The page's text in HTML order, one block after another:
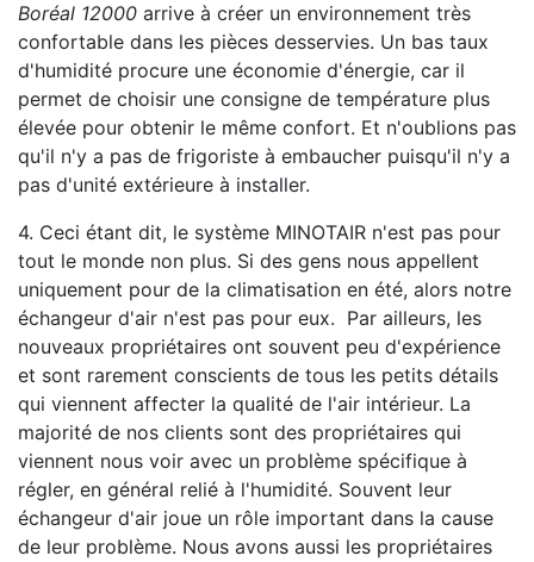
Boréal 12000 arrive à créer un environnement très
confortable dans les pièces desservies. Un bas taux
d'humidité procure une économie d'énergie, car il
permet de choisir une consigne de température plus
élevée pour obtenir le même confort. Et n'oublions pas
qu'il n'y a pas de frigoriste à embaucher puisqu'il n'y a
pas d'unité extérieure à installer.
4. Ceci étant dit, le système MINOTAIR n'est pas pour
tout le monde non plus. Si des gens nous appellent
uniquement pour de la climatisation en été, alors notre
échangeur d'air n'est pas pour eux. Par ailleurs, les
nouveaux propriétaires ont souvent peu d'expérience
et sont rarement conscients de tous les petits détails
qui viennent affecter la qualité de l'air intérieur. La
majorité de nos clients sont des propriétaires qui
viennent nous voir avec un problème spécifique à
régler, en général relié à l'humidité. Souvent leur
échangeur d'air joue un rôle important dans la cause
de leur problème. Nous avons aussi les propriétaires